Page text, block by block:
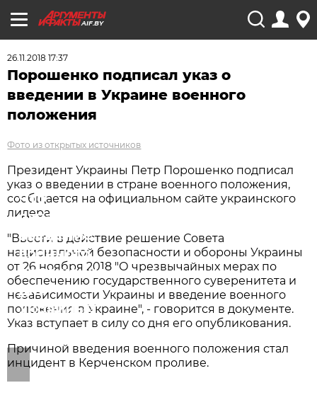
AIF.BY
26.11.2018 17:37
Порошенко подписал указ о
введении в Украине военного
положения
Фото из открытых источников
Президент Украины Петр Порошенко подписал
указ о введении в стране военного положения,
сообщается на официальном сайте украинского
лидера.
"Ввести в действие решение Совета
национальной безопасности и обороны Украины
от 26 ноября 2018 "О чрезвычайных мерах по
обеспечению государственного суверенитета и
независимости Украины и введение военного
положения в Украине", - говорится в документе.
Указ вступает в силу со дня его опубликования.
Причиной введения военного положения стал
инцидент в Керченском проливе.
Что
означает
введение
военного
положения
для
Украины?